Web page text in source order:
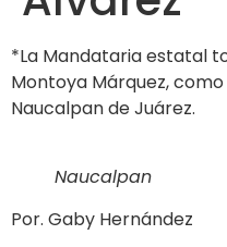
*La Mandataria estatal
Montoya Márquez,
Naucalpan de Juárez.
Naucalpan
Por. Gaby Hernández